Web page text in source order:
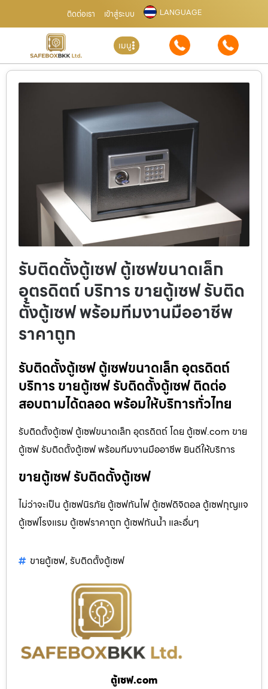
ติดต่อเรา เข้าสู่ระบบ LANGUAGE
เมนู
รับติดตั้งตู้เซฟ ตู้เซฟขนาดเล็ก
อุตรดิตถ์ บริการ ขายตู้เซฟ รับติด
ตั้งตู้เซฟ พร้อมทีมงานมืออาชีพ
ราคาถูก
รับติดตั้งตู้เซฟ ตู้เซฟขนาดเล็ก อุตรดิตถ์
บริการ ขายตู้เซฟ รับติดตั้งตู้เซฟ ติดต่อ
สอบถามได้ตลอด พร้อมให้บริการทั่วไทย
รับติดตั้งตู้เซฟ ตู้เซฟขนาดเล็ก อุตรดิตถ์ โดย ตู้เซฟ.com ขาย
ตู้เซฟ รับติดตั้งตู้เซฟ พร้อมทีมงานมืออาชีพ ยินดีให้บริการ
ขายตู้เซฟ รับติดตั้งตู้เซฟ
ไม่ว่าจะเป็น ตู้เซฟนิรภัย ตู้เซฟกันไฟ ตู้เซฟดิจิตอล ตู้เซฟกุญแจ
ตู้เซฟโรงแรม ตู้เซฟราคาถูก ตู้เซฟกันน้ำ และอื่นๆ
ขายตู้เซฟ, รับติดตั้งตู้เซฟ
ตู้เซฟ.com